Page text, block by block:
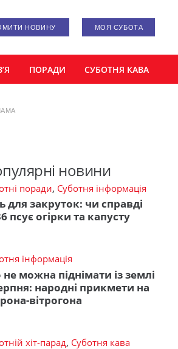
НОВИНУ МОЯ СУБОТА
ПОРАДИ СУБОТНЯ КАВА
новини
поради, Суботня інформація
для закруток: чи справді
псує огірки та капусту
інформація
можна піднімати із землі
народні прикмети на
вітрогона
хіт-парад, Суботня кава